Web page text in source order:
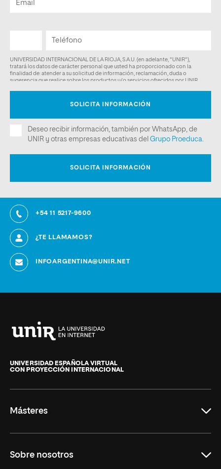
+54 11 5217-9600
¿TE LLAMAMOS?
INFOARGENTINA@UNIR.NET
de
La
UNIVERSIDAD ESPAÑOLA VIRTUAL
CON PROYECCIÓN INTERNACIONAL
Másteres
Derecho
Sobre nosotros